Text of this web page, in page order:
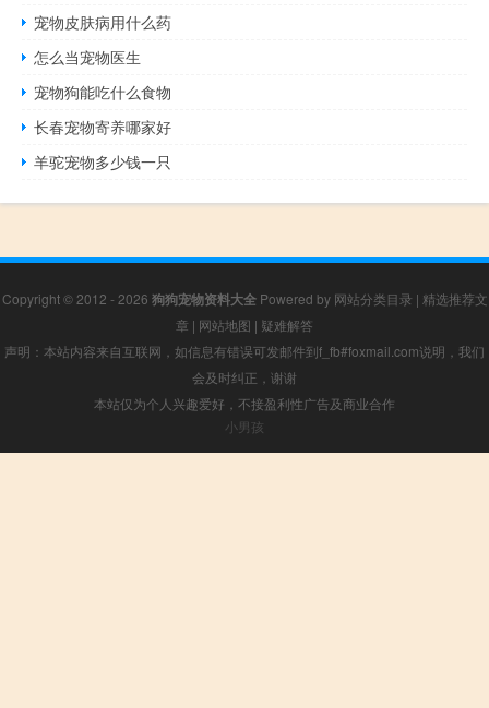
宠物皮肤病用什么药
怎么当宠物医生
宠物狗能吃什么食物
长春宠物寄养哪家好
羊驼宠物多少钱一只
Copyright © 2012 - 2026 狗狗宠物资料大全Powered by 网站分类目录 | 精选推荐文
章 | 网站地图 | 疑难解答
声明：本站内容来自互联网，如信息有错误可发邮件到f_fb#foxmail.com说明，我们
会及时纠正，谢谢
本站仅为个人兴趣爱好，不接盈利性广告及商业合作
小男孩